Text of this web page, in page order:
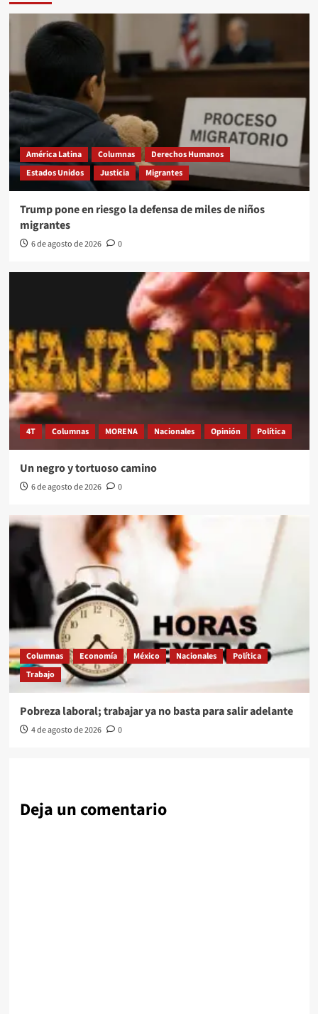
América Latina Columnas
Derechos Humanos
Estados Unidos
Justicia Migrantes
Trump pone en riesgo la defensa de miles de niños
migrantes
6 de agosto de 2026 0
4T Columnas MORENA Nacionales Opinión Política
Un negro y tortuoso camino
6 de agosto de 2026 0
Columnas Economía México Nacionales
Política
Trabajo
Pobreza laboral; trabajar ya no basta para salir adelante
4 de agosto de 2026 0
Deja un comentario